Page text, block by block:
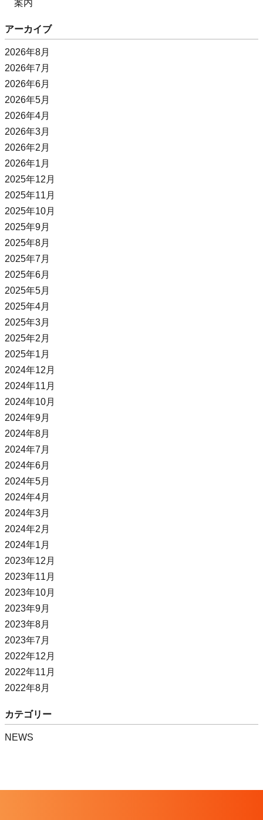
案内
アーカイブ
2026年8月
2026年7月
2026年6月
2026年5月
2026年4月
2026年3月
2026年2月
2026年1月
2025年12月
2025年11月
2025年10月
2025年9月
2025年8月
2025年7月
2025年6月
2025年5月
2025年4月
2025年3月
2025年2月
2025年1月
2024年12月
2024年11月
2024年10月
2024年9月
2024年8月
2024年7月
2024年6月
2024年5月
2024年4月
2024年3月
2024年2月
2024年1月
2023年12月
2023年11月
2023年10月
2023年9月
2023年8月
2023年7月
2022年12月
2022年11月
2022年8月
カテゴリー
NEWS